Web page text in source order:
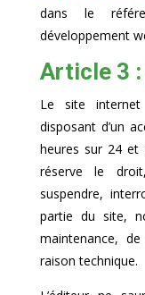
dans le
développement
Article 3
Le site
disposant d’un
heures sur 24 et
réserve le
suspendre,
partie du site,
maintenance,
raison technique.